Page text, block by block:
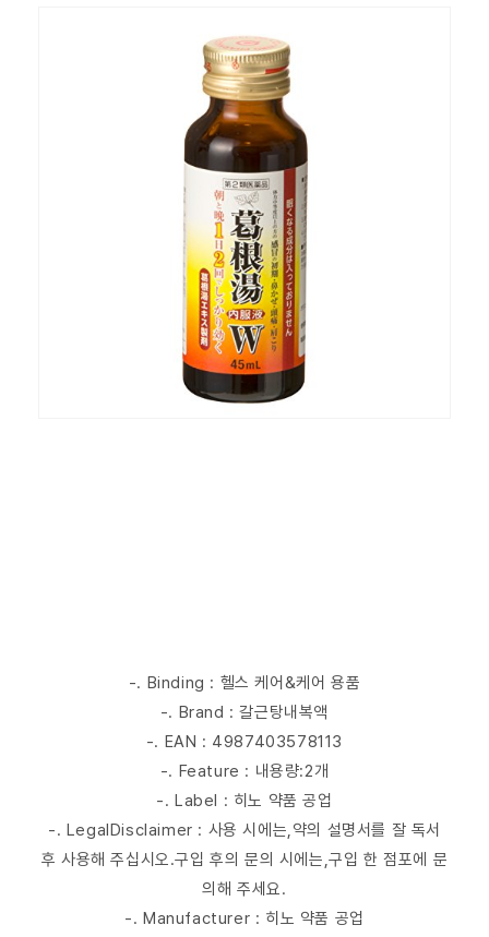
-. Binding : 헬스 케어&케어 용품
-. Brand : 갈근탕내복액
-. EAN : 4987403578113
-. Feature : 내용량:2개
-. Label : 히노 약품 공업
-. LegalDisclaimer : 사용 시에는,약의 설명서를 잘 독서
후 사용해 주십시오.구입 후의 문의 시에는,구입 한 점포에 문
의해 주세요.
-. Manufacturer : 히노 약품 공업